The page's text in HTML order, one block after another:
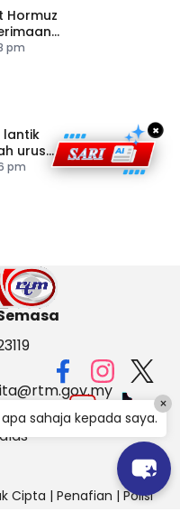
Hormuz
pm
lantik
urus
pm
×
Cipta | Penafian | Polisi
sahaja kepada saya.
×